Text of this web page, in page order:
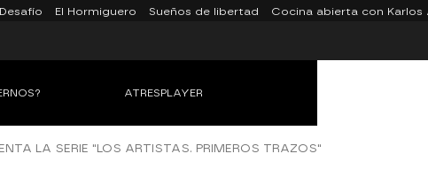
El Hormiguero Sueños de libertad Cocina abierta con Karlos
ATRESPLAYER
LA SERIE "LOS ARTISTAS. PRIMEROS TRAZOS"